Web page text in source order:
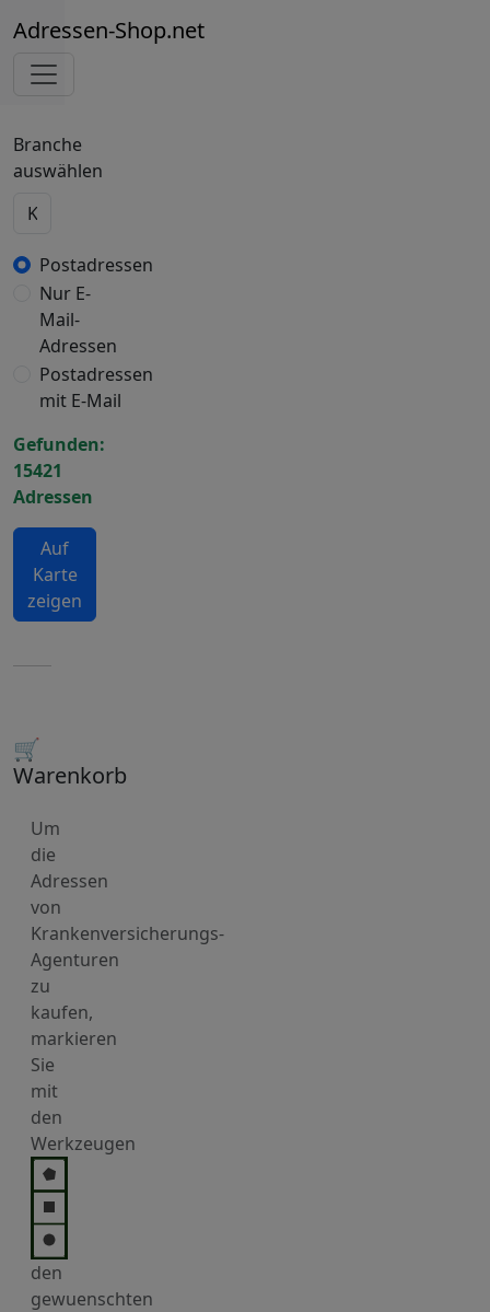
Adressen-Shop.net
Branche
auswählen
Postadressen
Nur E-
Mail-
Adressen
Postadressen
mit E-Mail
Gefunden:
15421
Adressen
Auf
Karte
zeigen
🛒
Warenkorb
Um
die
Adressen
von
Krankenversicherungs-
Agenturen
zu
kaufen,
markieren
Sie
mit
den
Werkzeugen
den
gewuenschten